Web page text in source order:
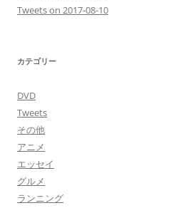
Tweets on 2017-08-10
カテゴリー
DVD
Tweets
その他
アニメ
エッセイ
グルメ
ランニング